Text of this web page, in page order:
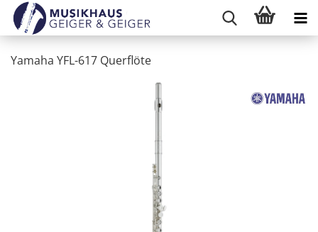
Yamaha YFL-617 Querflöte